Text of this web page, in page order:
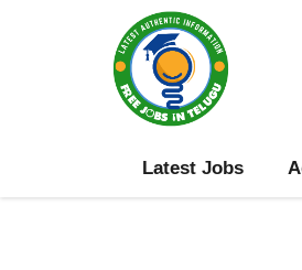
Latest Jobs